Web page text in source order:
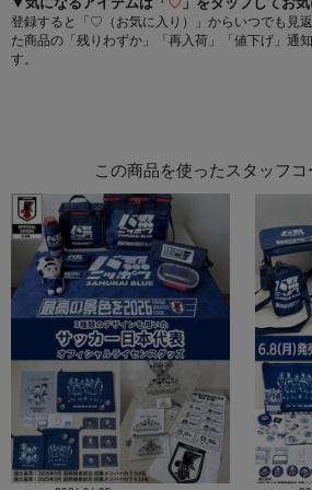
登録すると「♡（お気に入り）」からいつでも見
た商品の「残りわずか」「再入荷」「値下げ」通
す。
この商品を使ったスタッフコ